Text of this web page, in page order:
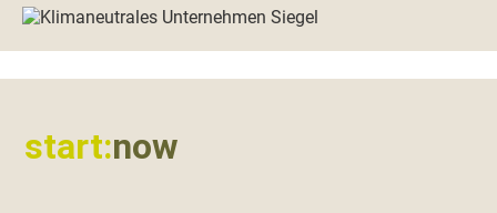
start:now